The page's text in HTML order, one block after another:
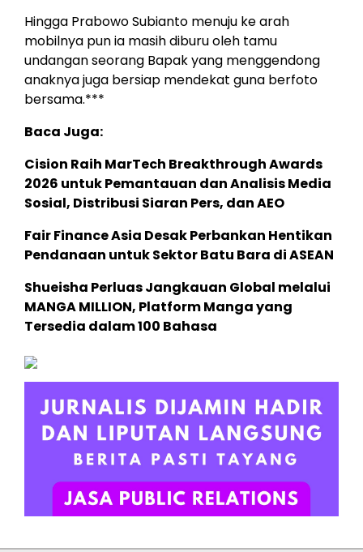
Hingga Prabowo Subianto menuju ke arah
mobilnya pun ia masih diburu oleh tamu
undangan seorang Bapak yang menggendong
anaknya juga bersiap mendekat guna berfoto
bersama.***
Baca Juga:
Cision Raih MarTech Breakthrough Awards
2026 untuk Pemantauan dan Analisis Media
Sosial, Distribusi Siaran Pers, dan AEO
Fair Finance Asia Desak Perbankan Hentikan
Pendanaan untuk Sektor Batu Bara di ASEAN
Shueisha Perluas Jangkauan Global melalui
MANGA MILLION, Platform Manga yang
Tersedia dalam 100 Bahasa